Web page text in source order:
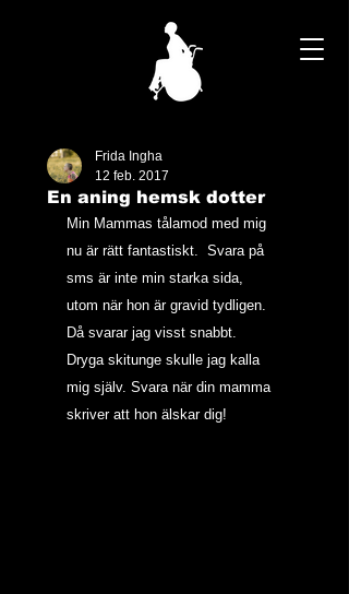
En aning hemsk dotter
Frida Ingha
12 feb. 2017
Min Mammas tålamod med mig
nu är rätt fantastiskt.  Svara på
sms är inte min starka sida,
utom när hon är gravid tydligen.
Då svarar jag visst snabbt.
Dryga skitunge skulle jag kalla
mig själv. Svara när din mamma
skriver att hon älskar dig!